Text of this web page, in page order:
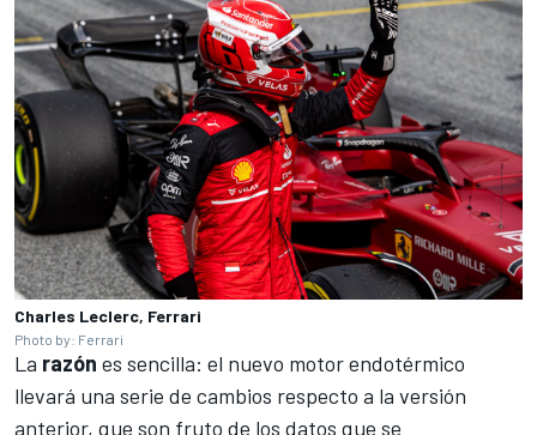
Charles Leclerc, Ferrari
Photo by: Ferrari
La razón es sencilla: el nuevo motor endotérmico
llevará una serie de cambios respecto a la versión
anterior, que son fruto de los datos que se